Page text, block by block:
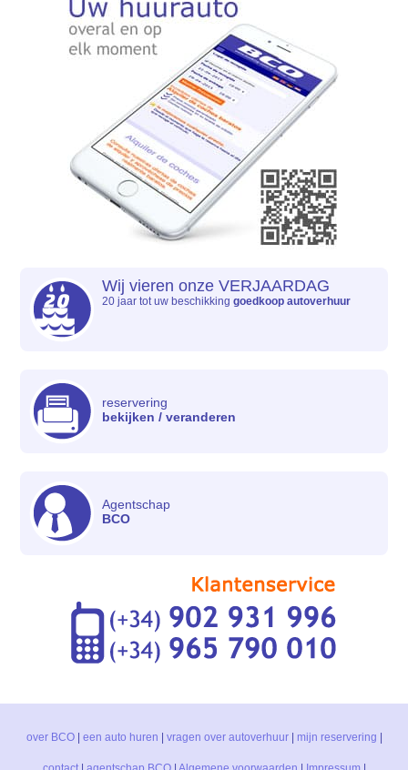
Wij vieren onze VERJAARDAG
20 jaar tot uw beschikkinggoedkoop autoverhuur
reservering
bekijken / veranderen
Agentschap
BCO
over BCO| een auto huren | vragen over autoverhuur| mijn reservering |